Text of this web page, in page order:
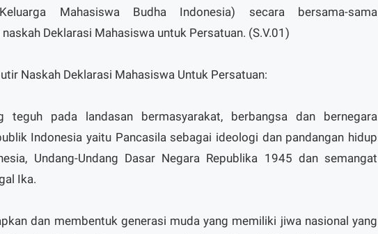
Mahasiswa Budha Indonesia) secara bersama-sama
Deklarasi Mahasiswa untuk Persatuan. (S.V.01)
Naskah Deklarasi Mahasiswa Untuk Persatuan:
teguh pada landasan bermasyarakat, berbangsa dan bernegara
Indonesia yaitu Pancasila sebagai ideologi dan pandangan hidup
Undang-Undang Dasar Negara Republika 1945 dan semangat
Ika.
dan membentuk generasi muda yang memiliki jiwa nasional yang